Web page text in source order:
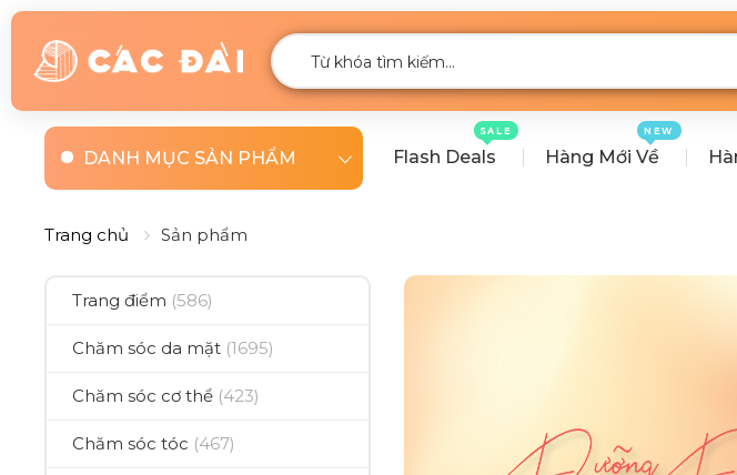
DANH MỤC SẢN PHẨM Flash Deals
SALE
Hàng Mới Về
NEW
Trang chủ Sản phẩm
Trang điểm (586)
Chăm sóc da mặt (1695)
Chăm sóc cơ thể (423)
Chăm sóc tóc (467)